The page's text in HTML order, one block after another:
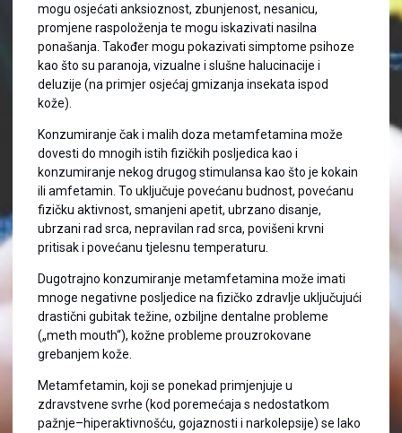
mogu osjećati anksioznost, zbunjenost, nesanicu,
promjene raspoloženja te mogu iskazivati nasilna
ponašanja. Također mogu pokazivati simptome psihoze
kao što su paranoja, vizualne i slušne halucinacije i
deluzije (na primjer osjećaj gmizanja insekata ispod
kože).
Konzumiranje čak i malih doza metamfetamina može
dovesti do mnogih istih fizičkih posljedica kao i
konzumiranje nekog drugog stimulansa kao što je kokain
ili amfetamin. To uključuje povećanu budnost, povećanu
fizičku aktivnost, smanjeni apetit, ubrzano disanje,
ubrzani rad srca, nepravilan rad srca, povišeni krvni
pritisak i povećanu tjelesnu temperaturu.
Dugotrajno konzumiranje metamfetamina može imati
mnoge negativne posljedice na fizičko zdravlje uključujući
drastični gubitak težine, ozbiljne dentalne probleme
(„meth mouth“), kožne probleme prouzrokovane
grebanjem kože.
Metamfetamin, koji se ponekad primjenjuje u
zdravstvene svrhe (kod poremećaja s nedostatkom
pažnje–hiperaktivnošću, gojaznosti i narkolepsije) se lako